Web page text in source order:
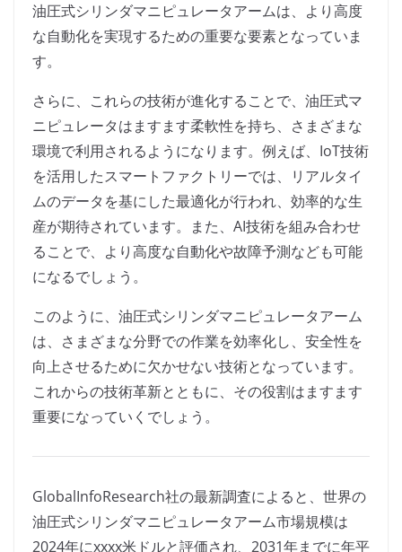
油圧式シリンダマニピュレータアームは、より高度
な自動化を実現するための重要な要素となっていま
す。
さらに、これらの技術が進化することで、油圧式マ
ニピュレータはますます柔軟性を持ち、さまざまな
環境で利用されるようになります。例えば、IoT技術
を活用したスマートファクトリーでは、リアルタイ
ムのデータを基にした最適化が行われ、効率的な生
産が期待されています。また、AI技術を組み合わせ
ることで、より高度な自動化や故障予測なども可能
になるでしょう。
このように、油圧式シリンダマニピュレータアーム
は、さまざまな分野での作業を効率化し、安全性を
向上させるために欠かせない技術となっています。
これからの技術革新とともに、その役割はますます
重要になっていくでしょう。
GlobalInfoResearch社の最新調査によると、世界の
油圧式シリンダマニピュレータアーム市場規模は
2024年にxxxx米ドルと評価され、2031年までに年平